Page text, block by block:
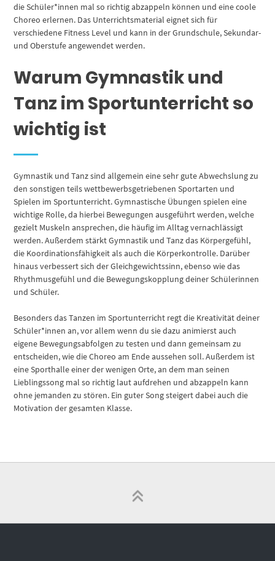
die Schüler*innen mal so richtig abzappeln können und eine coole
Choreo erlernen. Das Unterrichtsmaterial eignet sich für
verschiedene Fitness Level und kann in der Grundschule, Sekundar-
und Oberstufe angewendet werden.
Warum Gymnastik und
Tanz im Sportunterricht so
wichtig ist
Gymnastik und Tanz sind allgemein eine sehr gute Abwechslung zu
den sonstigen teils wettbewerbsgetriebenen Sportarten und
Spielen im Sportunterricht. Gymnastische Übungen spielen eine
wichtige Rolle, da hierbei Bewegungen ausgeführt werden, welche
gezielt Muskeln ansprechen, die häufig im Alltag vernachlässigt
werden. Außerdem stärkt Gymnastik und Tanz das Körpergefühl,
die Koordinationsfähigkeit als auch die Körperkontrolle. Darüber
hinaus verbessert sich der Gleichgewichtssinn, ebenso wie das
Rhythmusgefühl und die Bewegungskopplung deiner Schülerinnen
und Schüler.
Besonders das Tanzen im Sportunterricht regt die Kreativität deiner
Schüler*innen an, vor allem wenn du sie dazu animierst auch
eigene Bewegungsabfolgen zu testen und dann gemeinsam zu
entscheiden, wie die Choreo am Ende aussehen soll. Außerdem ist
eine Sporthalle einer der wenigen Orte, an dem man seinen
Lieblingssong mal so richtig laut aufdrehen und abzappeln kann
ohne jemanden zu stören. Ein guter Song steigert dabei auch die
Motivation der gesamten Klasse.